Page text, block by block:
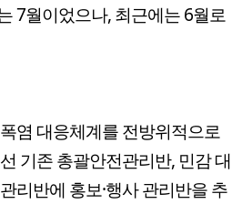
7월이었으나, 최근에는 6월로
염 대응체계를 전방위적으로
기존 총괄안전관리반, 민감 대
리반에 홍보·행사 관리반을 추